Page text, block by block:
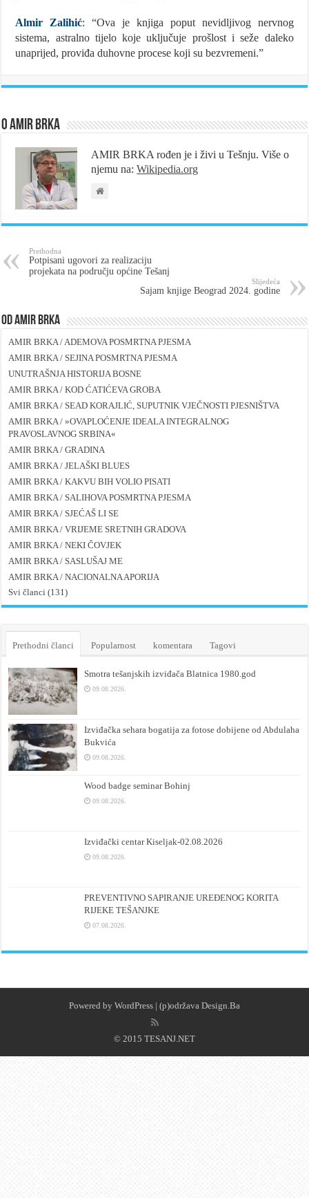
Almir Zalihić: “Ova je knjiga poput nevidljivog nervnog
sistema, astralno tijelo koje uključuje prošlost i seže daleko
unaprijed, proviđa duhovne procese koji su bezvremeni.”
O Amir Brka
AMIR BRKA rođen je i živi u Tešnju. Više o
njemu na:Wikipedia.org
Prethodna
Potpisani ugovori za realizaciju
projekata na području općine Tešanj
Slijedeća
Sajam knjige Beograd 2024. godine
Od Amir Brka
AMIR BRKA / ADEMOVA POSMRTNA PJESMA
AMIR BRKA / SEJINA POSMRTNA PJESMA
UNUTRAŠNJA HISTORIJA BOSNE
AMIR BRKA / KOD ĆATIĆEVA GROBA
AMIR BRKA / SEAD KORAJLIĆ, SUPUTNIK VJEČNOSTI PJESNIŠTVA
AMIR BRKA / »OVAPLOĆENJE IDEALA INTEGRALNOG
PRAVOSLAVNOG SRBINA«
AMIR BRKA / GRADINA
AMIR BRKA / JELAŠKI BLUES
AMIR BRKA / KAKVU BIH VOLIO PISATI
AMIR BRKA / SALIHOVA POSMRTNA PJESMA
AMIR BRKA / SJEĆAŠ LI SE
AMIR BRKA / VRIJEME SRETNIH GRADOVA
AMIR BRKA / NEKI ČOVJEK
AMIR BRKA / SASLUŠAJ ME
AMIR BRKA / NACIONALNA APORIJA
Svi članci (131)
Prethodni članci Popularnost komentara Tagovi
Smotra tešanjskih izviđača Blatnica 1980.god
09.08.2026.
Izviđačka sehara bogatija za fotose dobijene od Abdulaha
Bukvića
09.08.2026.
Wood badge seminar Bohinj
09.08.2026.
Izviđački centar Kiseljak-02.08.2026
09.08.2026.
PREVENTIVNO SAPIRANJE UREĐENOG KORITA
RIJEKE TEŠANJKE
07.08.2026.
Powered by WordPress | (p)održava Design.Ba
© 2015 TESANJ.NET